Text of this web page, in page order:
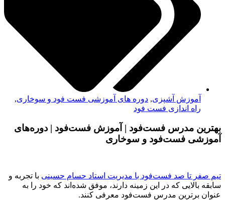
آموزش آشپزی, دوره های آموزشی فست فود و سوخاری,
راه اندازی فست فود
بهترین مدرس فست‌فود | آموزش فست‌فود | دوره‌های
آموزشی فست‌فود و سوخاری
تیم صفر تا صد فست‌فود با مدیریت استاد حسام حسینی با تجربه و
سابقه بالایی که در این زمینه دارند، موفق شده‌اند که خود را به
عنوان برترین مدرس فست‌فود معرفی کنند.